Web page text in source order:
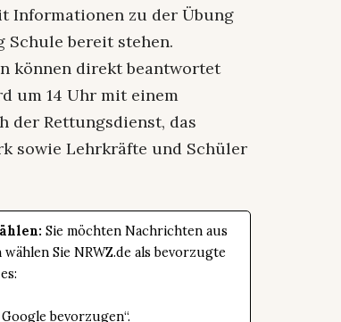
Informationen zu der Übung
Schule bereit stehen.
können direkt beantwortet
um 14 Uhr mit einem
der Rettungsdienst, das
sowie Lehrkräfte und Schüler
Sie möchten Nachrichten aus
Sie NRWZ.de als bevorzugte
bevorzugen“.